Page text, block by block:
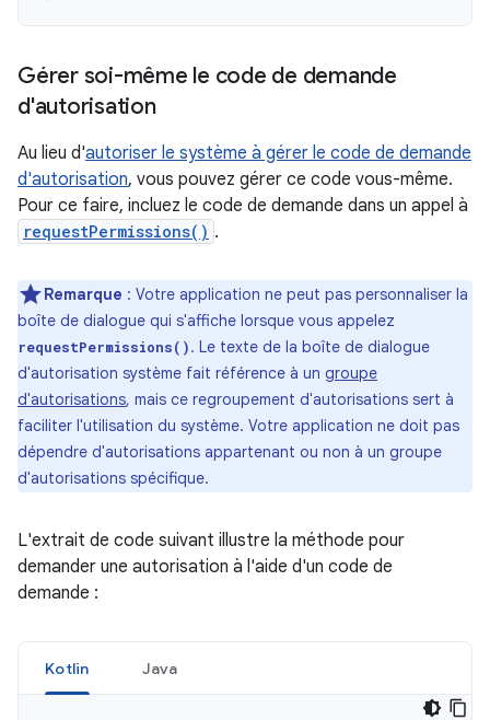
Gérer soi-même le code de demande
d'autorisation
Au lieu d'autoriser le système à gérer le code de demande
d'autorisation, vous pouvez gérer ce code vous-même.
Pour ce faire, incluez le code de demande dans un appel à
requestPermissions() .
Remarque : Votre application ne peut pas personnaliser la
boîte de dialogue qui s'affiche lorsque vous appelez
requestPermissions(). Le texte de la boîte de dialogue
d'autorisation système fait référence à un groupe
d'autorisations, mais ce regroupement d'autorisations sert à
faciliter l'utilisation du système. Votre application ne doit pas
dépendre d'autorisations appartenant ou non à un groupe
d'autorisations spécifique.
L'extrait de code suivant illustre la méthode pour
demander une autorisation à l'aide d'un code de
demande :
Kotlin Java